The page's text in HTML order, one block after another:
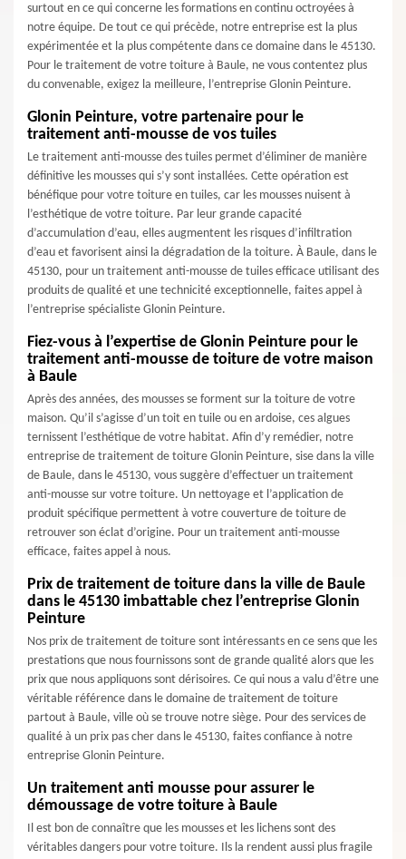
surtout en ce qui concerne les formations en continu octroyées à
notre équipe. De tout ce qui précède, notre entreprise est la plus
expérimentée et la plus compétente dans ce domaine dans le 45130.
Pour le traitement de votre toiture à Baule, ne vous contentez plus
du convenable, exigez la meilleure, l’entreprise Glonin Peinture.
Glonin Peinture, votre partenaire pour le
traitement anti-mousse de vos tuiles
Le traitement anti-mousse des tuiles permet d’éliminer de manière
définitive les mousses qui s’y sont installées. Cette opération est
bénéfique pour votre toiture en tuiles, car les mousses nuisent à
l’esthétique de votre toiture. Par leur grande capacité
d’accumulation d’eau, elles augmentent les risques d’infiltration
d’eau et favorisent ainsi la dégradation de la toiture. À Baule, dans le
45130, pour un traitement anti-mousse de tuiles efficace utilisant des
produits de qualité et une technicité exceptionnelle, faites appel à
l’entreprise spécialiste Glonin Peinture.
Fiez-vous à l’expertise de Glonin Peinture pour le
traitement anti-mousse de toiture de votre maison
à Baule
Après des années, des mousses se forment sur la toiture de votre
maison. Qu’il s’agisse d’un toit en tuile ou en ardoise, ces algues
ternissent l’esthétique de votre habitat. Afin d’y remédier, notre
entreprise de traitement de toiture Glonin Peinture, sise dans la ville
de Baule, dans le 45130, vous suggère d’effectuer un traitement
anti-mousse sur votre toiture. Un nettoyage et l’application de
produit spécifique permettent à votre couverture de toiture de
retrouver son éclat d’origine. Pour un traitement anti-mousse
efficace, faites appel à nous.
Prix de traitement de toiture dans la ville de Baule
dans le 45130 imbattable chez l’entreprise Glonin
Peinture
Nos prix de traitement de toiture sont intéressants en ce sens que les
prestations que nous fournissons sont de grande qualité alors que les
prix que nous appliquons sont dérisoires. Ce qui nous a valu d’être une
véritable référence dans le domaine de traitement de toiture
partout à Baule, ville où se trouve notre siège. Pour des services de
qualité à un prix pas cher dans le 45130, faites confiance à notre
entreprise Glonin Peinture.
Un traitement anti mousse pour assurer le
démoussage de votre toiture à Baule
Il est bon de connaître que les mousses et les lichens sont des
véritables dangers pour votre toiture. Ils la rendent aussi plus fragile